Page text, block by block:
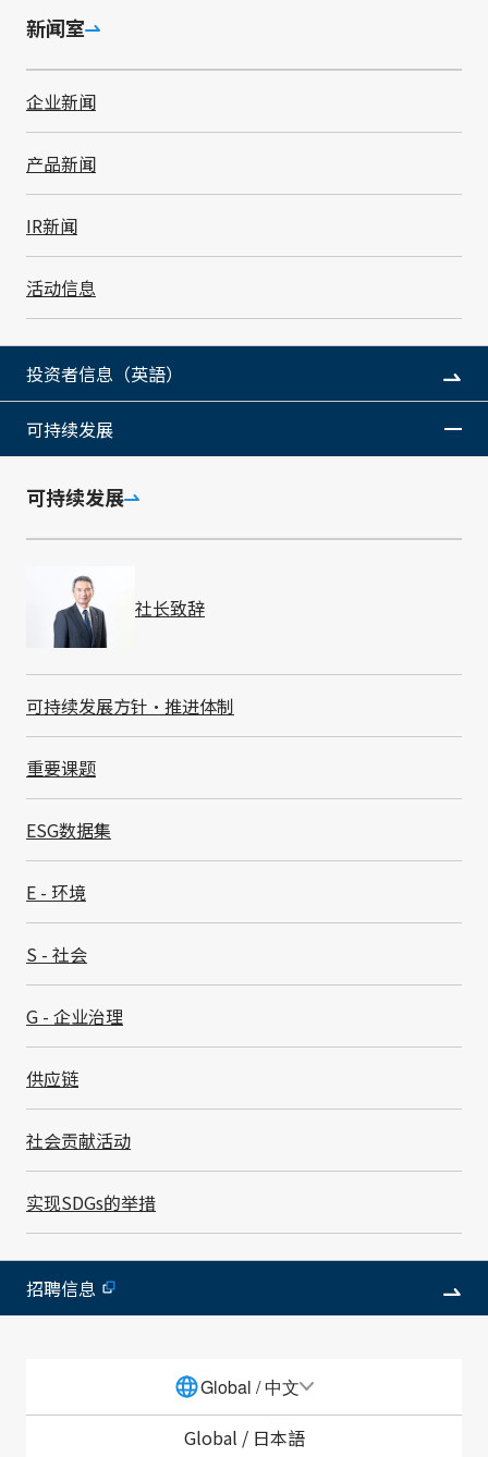
新闻室
企业新闻
产品新闻
IR新闻
活动信息
投资者信息（英語）
可持续发展
可持续发展
社长致辞
可持续发展方针・推进体制
重要课题
ESG数据集
E - 环境
S - 社会
G - 企业治理
供应链
社会贡献活动
实现SDGs的举措
招聘信息
Global / 中文
Global / 日本語
工作, 由BCM委员会负责确认各组织的应对情况并支援其
活动。通过BCP的制作和训练, 致力于强化每一位职员的
危机应对能力。
IT-BCP
在涉及到业务连续性的重要基础设施IT系统上也制定了
BCP, 强化了灾害和网络攻击等风险防范对策。
制定BCP时, 实施了业务影响分析（BIA）, 设定了IT系统
的恢复优先级和目标恢复时间。在灾难发生时, 预先分配
的恢复团队将根据此优先级和恢复手册进行恢复。另外，
为了验证BCP的有效性, 假定多个对事业的影响进行定期
训练, 并根据其结果对BCP进行重新评估。
作为日常的对策, 对于重要的IT系统在东京和北陆的2个
据点的数据中心设置服务器, 相互进行备份, 以打造抗灾
能力强的IT系统。这样一来, 即使一个系统瘫痪, 另一个
系统也可以继续使用。另外, 我们还积极推进使用云服
务。
我们还建立了对所有IT系统进行备份并迅速恢复的体制,
用于应对网络攻击。与此同时, 组建了计算机安全事件应
SMK将中断时间超过BIA中设定的目标恢复时间的定义为
严重事件, 并将其目标次数设定为每年零次。
其他主要举措
为了能在其他据点替代接单等相关业务, 实现处理方法的
通用化, 并且定期在各据点之间进行测试
采购
致力于建立快速替代采购机制, 供应链BCM的详情请参
阅"供应链"页面。
研究和实践替代运输路线
为了迅速恢复业务、确保业务连续性和支援职员, 完善职
员及其家属的安全确认体制